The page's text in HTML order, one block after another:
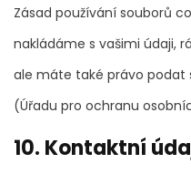
Zásad používání souborů
nakládáme s vašimi údaji,
ale máte také právo podat
(Úřadu pro ochranu
10. Kontaktní